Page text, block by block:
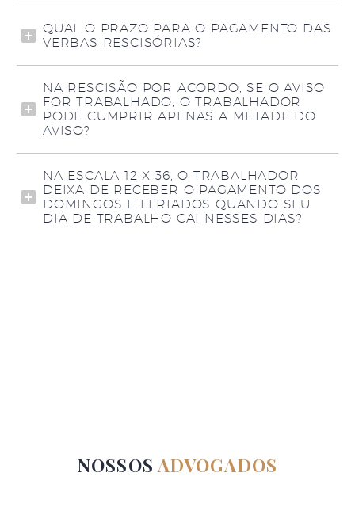
QUAL O PRAZO PARA O PAGAMENTO DAS
VERBAS RESCISÓRIAS?
NA RESCISÃO POR ACORDO, SE O AVISO
FOR TRABALHADO, O TRABALHADOR
PODE CUMPRIR APENAS A METADE DO
AVISO?
NA ESCALA 12 X 36, O TRABALHADOR
DEIXA DE RECEBER O PAGAMENTO DOS
DOMINGOS E FERIADOS QUANDO SEU
DIA DE TRABALHO CAI NESSES DIAS?
NOSSOSADVOGADOS